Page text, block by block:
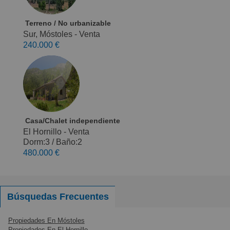
Terreno / No urbanizable
Sur, Móstoles - Venta
240.000 €
Casa/Chalet independiente
El Hornillo - Venta
Dorm:3 / Baño:2
480.000 €
Búsquedas Frecuentes
Propiedades En Móstoles